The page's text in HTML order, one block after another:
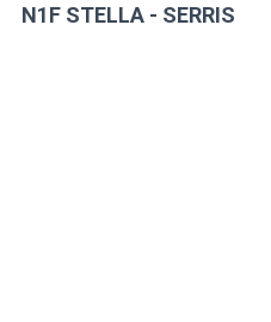
N1F STELLA - SERRIS